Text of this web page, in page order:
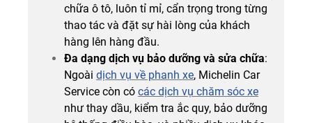
chữa ô tô, luôn tỉ mỉ, cẩn trọng trong từng
thao tác và đặt sự hài lòng của khách
hàng lên hàng đầu.
Đa dạng dịch vụ bảo dưỡng và sửa chữa:
Ngoài dịch vụ về phanh xe, Michelin Car
Service còn có các dịch vụ chăm sóc xe
như thay dầu, kiểm tra ắc quy, bảo dưỡng